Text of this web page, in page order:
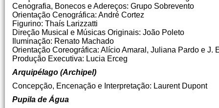
Cenografia, Bonecos e Adereços: Grupo Sobrevento
Orientação Cenográfica: André Cortez
Figurino: Thaís Larizzatti
Direção Musical e Músicas Originais: João Poleto
Iluminação: Renato Machado
Orientação Coreográfica: Alício Amaral, Juliana Pardo e J.
Produção Executiva: Lucia Erceg
Arquipélago (Archipel)
Concepção, Encenação e Interpretação: Laurent Dupont
Pupila de Água